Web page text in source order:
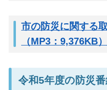
市の防災に関する
（MP3：9,376KB）
令和5年度の防災番